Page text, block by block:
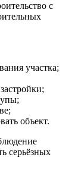
с
участка;
объект.
серьёзных